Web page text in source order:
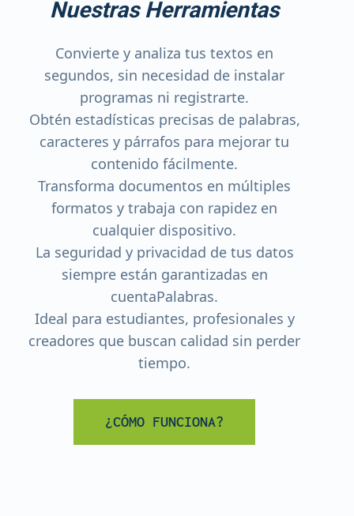
Nuestras Herramientas
Convierte y analiza tus textos en
segundos, sin necesidad de instalar
programas ni registrarte.
Obtén estadísticas precisas de palabras,
caracteres y párrafos para mejorar tu
contenido fácilmente.
Transforma documentos en múltiples
formatos y trabaja con rapidez en
cualquier dispositivo.
La seguridad y privacidad de tus datos
siempre están garantizadas en
cuentaPalabras.
Ideal para estudiantes, profesionales y
creadores que buscan calidad sin perder
tiempo.
¿CÓMO FUNCIONA?